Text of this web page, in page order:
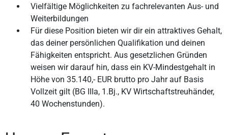
Vielfältige Möglichkeiten zu fachrelevanten Aus- und
Weiterbildungen
Für diese Position bieten wir dir ein attraktives Gehalt,
das deiner persönlichen Qualifikation und deinen
Fähigkeiten entspricht. Aus gesetzlichen Gründen
weisen wir darauf hin, dass ein KV-Mindestgehalt in
Höhe von 35.140,- EUR brutto pro Jahr auf Basis
Vollzeit gilt (BG IIIa, 1.Bj., KV Wirtschaftstreuhänder,
40 Wochenstunden).